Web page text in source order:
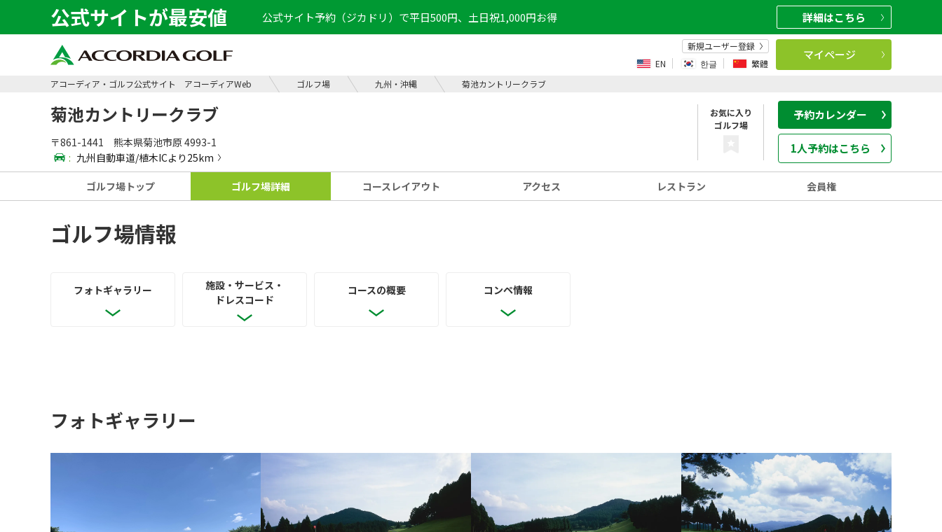
公式サイトが最安値 公式サイト予約（ジカドリ）で平日500円、土日祝1,000円お得 詳細はこちら
新規ユーザー登録
EN
한글 繁體
マイページ
アコーディア・ゴルフ公式サイト アコーディアWeb ゴルフ場 九州・沖縄 菊池カントリークラブ
菊池カントリークラブ
〒861-1441 熊本県菊池市原 4993-1
: 九州自動車道/植木ICより25km
お気に入り
ゴルフ場
予約カレンダー
1人予約はこちら
ゴルフ場 トップ ゴルフ場詳細 コース レイアウト アクセス レストラン 会員権
ゴルフ場情報
フォトギャラリー
施設・サービス・
ドレスコード
コースの概要 コンペ情報
フォトギャラリー